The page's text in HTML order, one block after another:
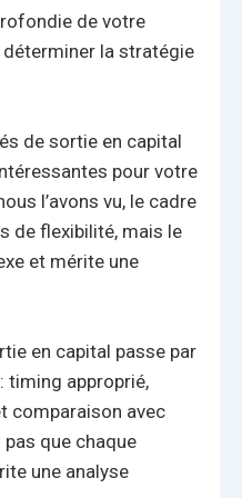
de votre
la stratégie
de sortie en capital
pour votre
l’avons vu, le cadre
de flexibilité, mais le
et mérite une
en capital passe par
timing approprié,
comparaison avec
pas que chaque
une analyse